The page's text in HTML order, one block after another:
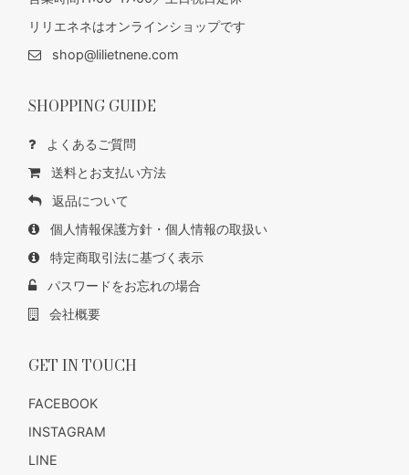
リリエネネはオンラインショップです
shop@lilietnene.com
SHOPPING GUIDE
よくあるご質問
送料とお支払い方法
返品について
個人情報保護方針・個人情報の取扱い
特定商取引法に基づく表示
パスワードをお忘れの場合
会社概要
GET IN TOUCH
FACEBOOK
INSTAGRAM
LINE